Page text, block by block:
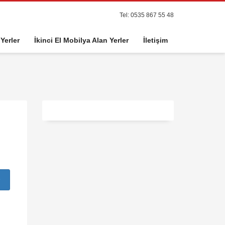
Tel: 0535 867 55 48
İkinci El Mobilya Alan Yerler İletişim